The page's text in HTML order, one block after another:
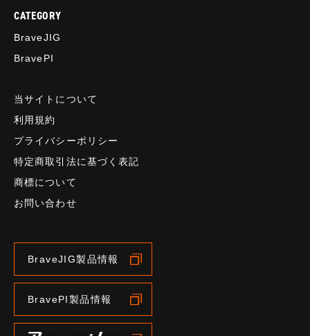
CATEGORY
BraveJIG
BravePI
当サイトについて
利用規約
プライバシーポリシー
特定商取引法に基づく表記
商標について
お問い合わせ
BraveJIG製品情報
BravePI製品情報